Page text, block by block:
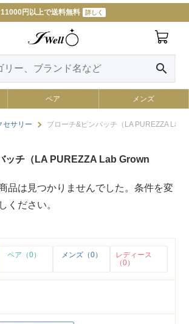
11000円以上で送料無料 詳しく
search
ペア メンズ
セサリー ブローチ&ピンバッチ（LA PUREZZA Lab
ッチ（LA PUREZZA Lab Grown
品は見つかりませんでした。条件を変
ください。
ペア（0） メンズ（0）
レディース
（0）